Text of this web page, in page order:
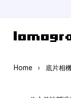
Home › 底片相